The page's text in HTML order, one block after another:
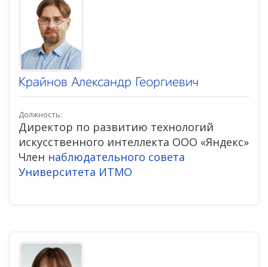
Крайнов Александр Георгиевич
Должность:
Директор по развитию технологий
искусственного интеллекта ООО «Яндекс»
Член наблюдательного совета
Университета ИТМО